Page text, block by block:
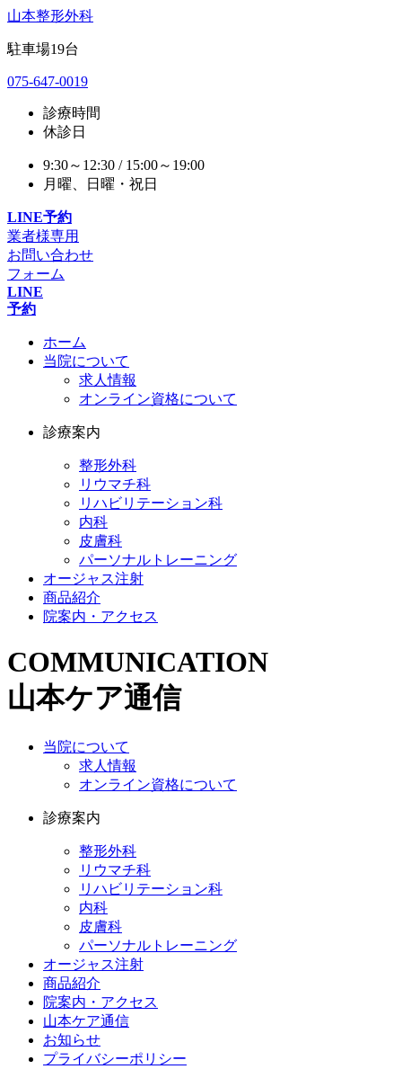
山本整形外科
駐車場19台
075-647-0019
診療時間
休診日
9:30～12:30 / 15:00～19:00
月曜、日曜・祝日
LINE予約
業者様専用
お問い合わせ
フォーム
LINE
予約
ホーム
当院について
求人情報
オンライン資格について
診療案内
整形外科
リウマチ科
リハビリテーション科
内科
皮膚科
パーソナルトレーニング
オージャス注射
商品紹介
院案内・アクセス
COMMUNICATION
山本ケア通信
当院について
求人情報
オンライン資格について
診療案内
整形外科
リウマチ科
リハビリテーション科
内科
皮膚科
パーソナルトレーニング
オージャス注射
商品紹介
院案内・アクセス
山本ケア通信
お知らせ
プライバシーポリシー